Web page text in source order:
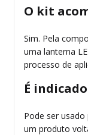
O kit
Sim. Pela
uma lanterna
processo de
É
Pode ser
um produto